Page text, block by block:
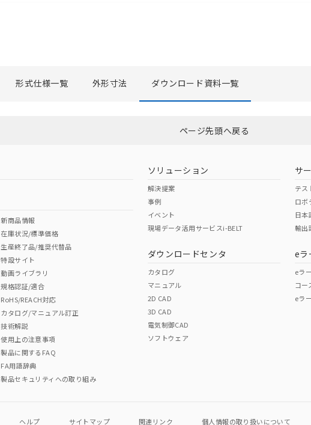
0 選択したファイルを一括ダウンロード
形式仕様一覧 外形寸法 ダウンロード資料一覧
ページ先頭へ戻る
新商品情報
在庫状況/標準価格
生産終了品/推奨代替品
特設サイト
動画ライブラリ
規格認証/適合
RoHS/REACH対応
カタログ/マニュアル訂正
技術解説
使用上の注意事項
製品に関するFAQ
FA用語辞典
製品セキュリティへの取り組み
ソリューション
解決提案
事例
イベント
現場データ活用サービスi-BELT
ダウンロードセンタ
カタログ
マニュアル
2D CAD
3D CAD
電気制御CAD
ソフトウェア
サ
テス
ロボ
日本
輸出
eラ
eラ
コー
eラ
ヘルプ サイトマップ 関連リンク 個人情報の取り扱いについて